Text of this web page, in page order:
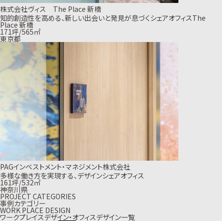
株式会社ヴィス The Place 新橋
知的創造性を高める、新しい出会いと発見が息づくシェアオフィスThe
Place 新橋
171坪/565㎡
東京都
PAGインベストメント・マネジメント株式会社
多様な働き方を実現する、デザインシェアオフィス
161坪/532㎡
神奈川県
PROJECT CATEGORIES
事例カテゴリー
WORK PLACE DESIGN
ワークプレイスデザイン・オフィスデザイン一覧